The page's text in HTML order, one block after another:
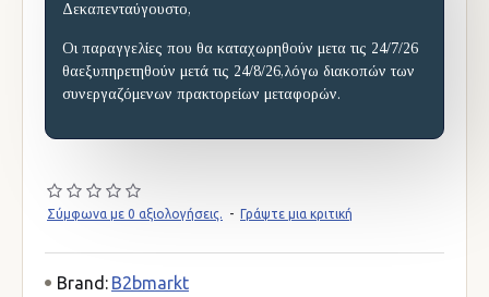
Δεκαπενταύγουστο,
Οι παραγγελίες που θα καταχωρηθούν μετα τις 24/7/26
θαεξυπηρετηθούν μετά τις 24/8/26,λόγω διακοπών των
συνεργαζόμενων πρακτορείων μεταφορών.
Σύμφωνα με 0 αξιολογήσεις. - Γράψτε μια κριτική
Brand: B2bmarkt